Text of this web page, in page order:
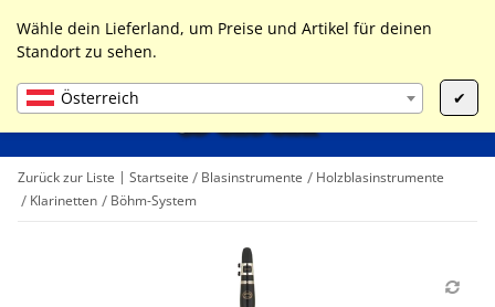
Wähle dein Lieferland, um Preise und Artikel für deinen
Standort zu sehen.
Österreich ✔
Liste ist leer
Zurück zur Liste Startseite Blasinstrumente
Holzblasinstrumente
Klarinetten
Böhm-System